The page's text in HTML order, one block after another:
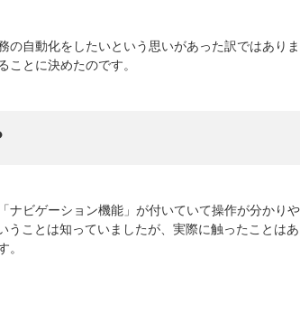
自動化をしたいという思いがあった訳ではあり
とに決めたのです。
ビゲーション機能」が付いていて操作が分かり
ことは知っていましたが、実際に触ったことは
。